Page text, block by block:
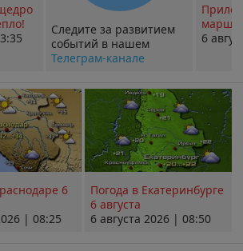
Следите за развитием
событий в нашем
Телеграм-канале
6
6
| 08:25
Погода в Екатеринбурге
6 августа
6 августа 2026 | 08:50